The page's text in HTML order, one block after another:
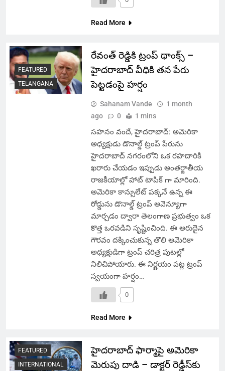
Read More
FEATURED
TELANGANA
రేవంత్ రెడ్డికి ట్రంప్ థాంక్స్ –
హైదరాబాద్ వీధికి తన పేరు
పెట్టడంపై హర్షం
Sahanam Vande
1 month
ago
0 1 mins
సహనం వందే, హైదరాబాద్: అమెరికా
అధ్యక్షుడు డొనాల్డ్ ట్రంప్ పేరును
హైదరాబాద్ నగరంలోని ఒక రహదారికి
ఖరారు చేయడం ఇప్పుడు అంతర్జాతీయ
రాజకీయాల్లో హాట్ టాపిక్ గా మారింది.
అమెరికా కాన్సులేట్ పక్కనే ఉన్న ఈ
రోడ్డును డొనాల్డ్ ట్రంప్ అవెన్యూగా
మార్చడం ద్వారా తెలంగాణ ప్రభుత్వం ఒక
కొత్త ఒరవడిని సృష్టించింది. ఈ అరుదైన
గౌరవం దక్కించుకున్న తొలి అమెరికా
అధ్యక్షుడిగా ట్రంప్ చరిత్ర పుటల్లో
నిలిచిపోయారు. ఈ నిర్ణయం పట్ల ట్రంప్
స్వయంగా హర్షం…
0
Read More
FEATURED
INTERNATIONAL
హైదరాబాద్ ఫార్మాపై అమెరికా
మెరుపు దాడి – డాక్టర్ రెడ్డీస్‌కు